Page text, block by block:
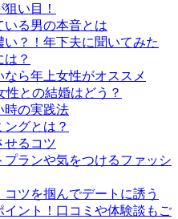
い目！
る男の本音とは
？！年下夫に聞いてみた
？
ら年上女性がオススメ
性との結婚はどう？
時の実践法
グとは？
せるコツ
ランや気をつけるファッシ
ツを掴んでデートに誘う
ント！口コミや体験談もご